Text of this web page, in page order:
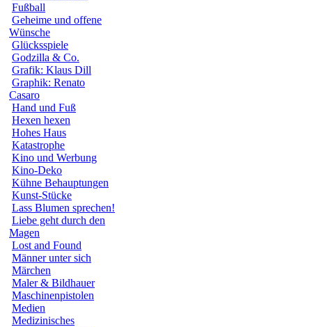
Fußball
Geheime und offene
Wünsche
Glücksspiele
Godzilla & Co.
Grafik: Klaus Dill
Graphik: Renato
Casaro
Hand und Fuß
Hexen hexen
Hohes Haus
Katastrophe
Kino und Werbung
Kino-Deko
Kühne Behauptungen
Kunst-Stücke
Lass Blumen sprechen!
Liebe geht durch den
Magen
Lost and Found
Männer unter sich
Märchen
Maler & Bildhauer
Maschinenpistolen
Medien
Medizinisches